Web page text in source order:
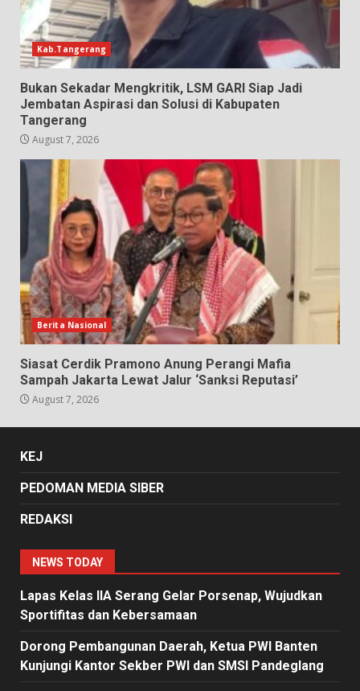
Kab.Tangerang
Bukan Sekadar Mengkritik, LSM GARI Siap Jadi
Jembatan Aspirasi dan Solusi di Kabupaten
Tangerang
August 7, 2026
Berita Nasional
Siasat Cerdik Pramono Anung Perangi Mafia
Sampah Jakarta Lewat Jalur ‘Sanksi Reputasi’
August 7, 2026
KEJ
PEDOMAN MEDIA SIBER
REDAKSI
NEWS TODAY
Lapas Kelas IIA Serang Gelar Porsenap, Wujudkan
Sportifitas dan Kebersamaan
Dorong Pembangunan Daerah, Ketua PWI Banten
Kunjungi Kantor Sekber PWI dan SMSI Pandeglang